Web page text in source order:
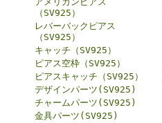
（SV925）
レバーバックピアス
（SV925）
キャッチ（SV925）
ピアス空枠（SV925）
ピアスキャッチ（SV925）
デザインパーツ(SV925)
チャームパーツ(SV925)
金具パーツ(SV925)